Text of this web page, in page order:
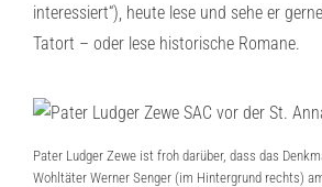
interessiert“), heute lese und sehe er
Tatort – oder lese historische Romane.
Pater Ludger Zewe ist froh darüber, dass das
Wohltäter Werner Senger (im Hintergrund rechts)